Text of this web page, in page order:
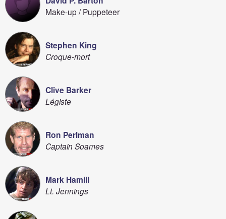
Make-up / Puppeteer
Stephen King
Croque-mort
Clive Barker
Légiste
Ron Perlman
Captain Soames
Mark Hamill
Lt. Jennings